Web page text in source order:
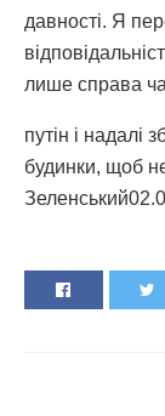
давності. Я
лише справа
путін і надалі
будинки, щоб